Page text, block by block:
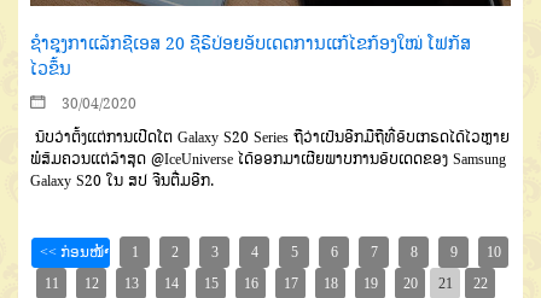
ຊຳຊຸງກາແລັກຊີເອສ 20 ຊີຣີປ່ອຍອັບເດດການແກ້ໄຂກ້ອງໃໝ່ ໂຟກັສ
ໄວຂຶ້ນ
30/04/2020
ນັບວ່າຕັ້ງແຕ່ການເປີດໂຕ Galaxy S20 Series ຖືວ່າເປັນອີກມືຖືທີ່ອັບເກຣດໄດ້ໄວຫຼາຍ
ພໍສົມຄວນແຕ່ລ້າສຸດ @IceUniverse ໄດ້ອອກມາເຜີຍພາບການອັບເດດຂອງ Samsung
Galaxy S20 ໃນ ສປ ຈີນຕື່ມອີກ.